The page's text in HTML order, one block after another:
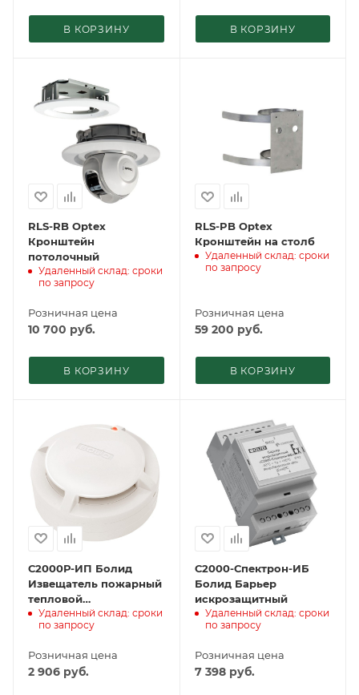
В КОРЗИНУ В КОРЗИНУ
RLS-RB Optex
Кронштейн
потолочный
Удаленный склад: сроки
по запросу
Розничная цена
10 700 руб.
В КОРЗИНУ
RLS-PB Optex
Кронштейн на столб
Удаленный склад: сроки
по запросу
Розничная цена
59 200 руб.
В КОРЗИНУ
С2000Р-ИП Болид
Извещатель пожарный
тепловой
радиоканальный
адресно-аналоговый
Удаленный склад: сроки
по запросу
Розничная цена
2 906 руб.
С2000-Спектрон-ИБ
Болид Барьер
искрозащитный
Удаленный склад: сроки
по запросу
Розничная цена
7 398руб.